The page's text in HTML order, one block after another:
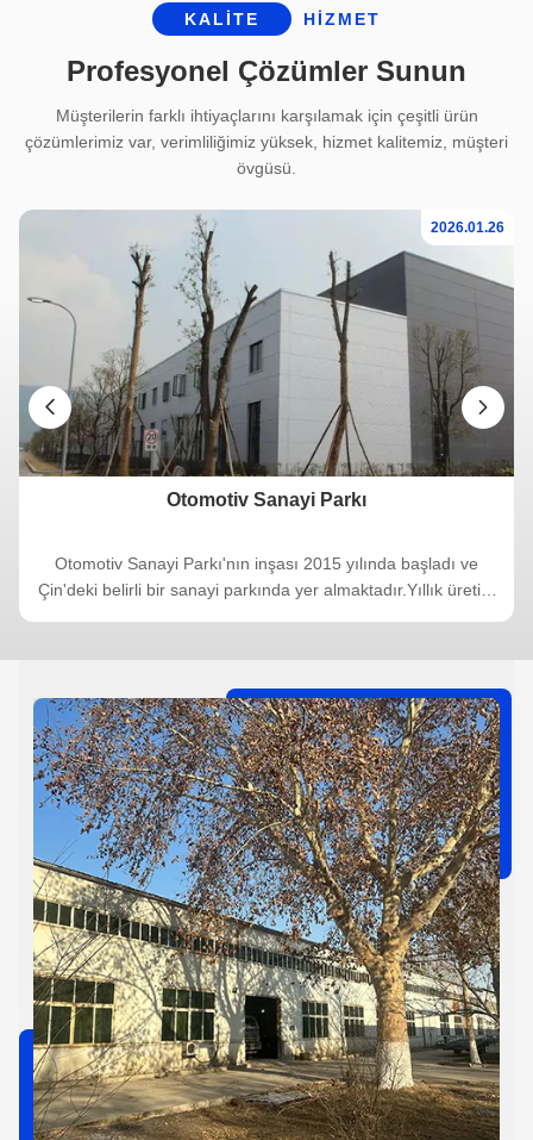
KALITE HIZMET
Profesyonel Çözümler Sunun
Müşterilerin farklı ihtiyaçlarını karşılamak için çeşitli ürün
çözümlerimiz var, verimliliğimiz yüksek, hizmet kalitemiz, müşteri
övgüsü.
2026.01.26
Otomotiv Sanayi Parkı
Otomotiv Sanayi Parkı'nın inşası 2015 yılında başladı ve
Çin'deki belirli bir sanayi parkında yer almaktadır.Yıllık üretim